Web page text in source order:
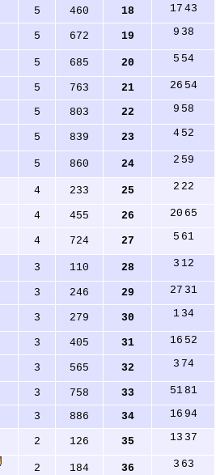
5 460 18 17 43
5 672 19 9 38
5 685 20 5 54
5 763 21 26 54
5 803 22 9 58
5 839 23 4 52
5 860 24 2 59
4 233 25 2 22
4 455 26 20 65
4 724 27 5 61
3 110 28 3 12
3 246 29 27 31
3 279 30 1 34
3 405 31 16 52
3 565 32 3 74
3 758 33 5181
3 886 34 16 94
2 126 35 13 37
2 184 36 3 63